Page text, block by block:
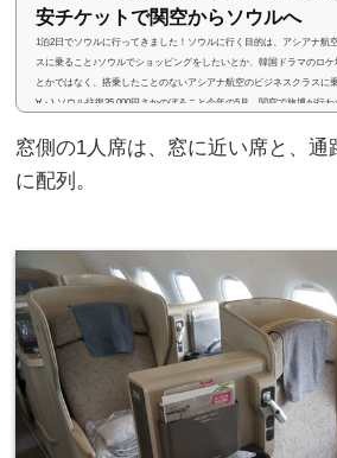
安チケットで関空からソウルへ
1泊2日でソウルに行ってきました！ソウルに行く目的は、アシアナ航
スに乗ること♪ソウルでショッピングをしたいとか、韓国ドラマのロ
とかではなく、搭乗したことのないアシアナ航空のビジネスクラスに
∀・) ソウル往復35,000円さかのぼること今年の5月。関空で旅博が行わ
ナ航空のブースでこんなチラシを配っていました。チラシには、『ビ
窓側の1人席は、窓に近い席と、通
に配列。